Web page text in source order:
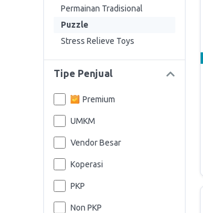
Permainan Tradisional
Puzzle
Stress Relieve Toys
Tipe Penjual
Premium
UMKM
Vendor Besar
Koperasi
PKP
Non PKP